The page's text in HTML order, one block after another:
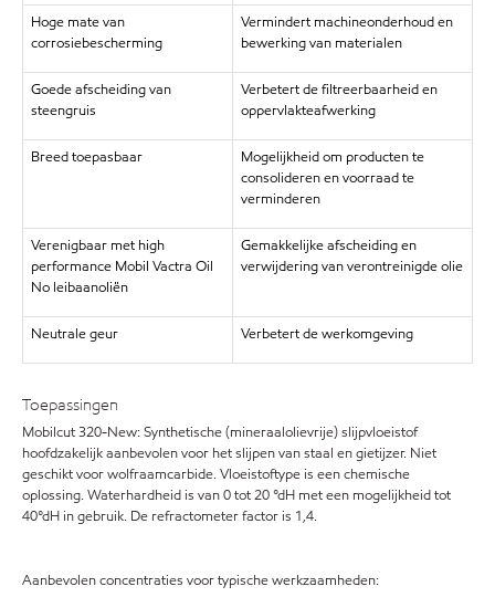
Hoge mate van
corrosiebescherming
Vermindert machineonderhoud en
bewerking van materialen
Goede afscheiding van
steengruis
Verbetert de filtreerbaarheid en
oppervlakteafwerking
Breed toepasbaar
Mogelijkheid om producten te
consolideren en voorraad te
verminderen
Verenigbaar met high
performance Mobil Vactra Oil
No leibaanoliën
Gemakkelijke afscheiding en
verwijdering van verontreinigde olie
Neutrale geur Verbetert de werkomgeving
Toepassingen
Mobilcut 320-New: Synthetische (mineraalolievrije) slijpvloeistof
hoofdzakelijk aanbevolen voor het slijpen van staal en gietijzer. Niet
geschikt voor wolfraamcarbide. Vloeistoftype is een chemische
oplossing. Waterhardheid is van 0 tot 20 °dH met een mogelijkheid tot
40°dH in gebruik. De refractometer factor is 1,4.
Aanbevolen concentraties voor typische werkzaamheden: